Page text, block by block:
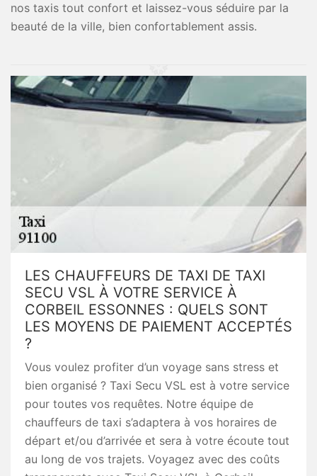
nos taxis tout confort et laissez-vous séduire par la
beauté de la ville, bien confortablement assis.
LES CHAUFFEURS DE TAXI DE TAXI
SECU VSL À VOTRE SERVICE À
CORBEIL ESSONNES : QUELS SONT
LES MOYENS DE PAIEMENT ACCEPTÉS
?
Vous voulez profiter d’un voyage sans stress et
bien organisé ? Taxi Secu VSL est à votre service
pour toutes vos requêtes. Notre équipe de
chauffeurs de taxi s’adaptera à vos horaires de
départ et/ou d’arrivée et sera à votre écoute tout
au long de vos trajets. Voyagez avec des coûts